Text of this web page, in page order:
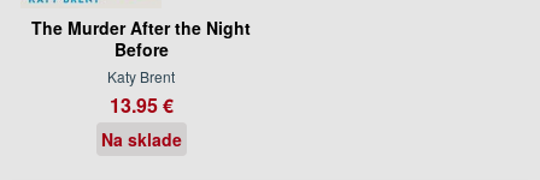
The Murder After the Night
Before
Katy Brent
13.95 €
Na sklade